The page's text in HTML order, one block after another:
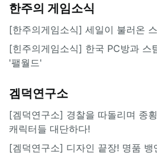
한주의 게임소식
[한주의게임소식] 세일이 불러온
[힌주의게임소식] 한국 PC방과 스
'팰월드'
겜덕연구소
[겜덕연구소] 경찰을 따돌리며 종
캐릭터들 대단하다!
[겜덕연구소] 디자인 끝장! 명품 뱅